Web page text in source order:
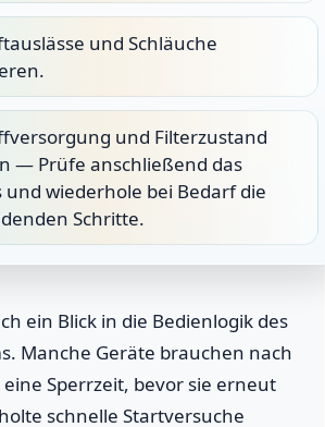
und Schläuche
und Filterzustand
— Prüfe anschließend das
und wiederhole bei Bedarf die
Schritte.
ein Blick in die Bedienlogik des
Manche Geräte brauchen nach
Sperrzeit, bevor sie erneut
schnelle Startversuche